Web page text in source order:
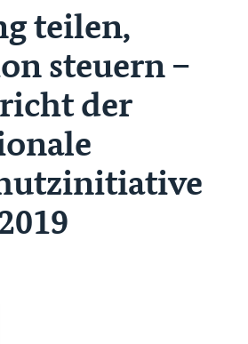
teilen,
steuern –
der